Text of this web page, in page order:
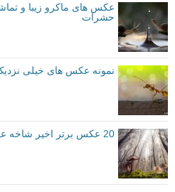
عکس های ماکرو زیبا و
حشرات
نمونه عکس های خیلی
20 عکس برتر اخیر شاخه عکاسی ماکرو سایت 500px